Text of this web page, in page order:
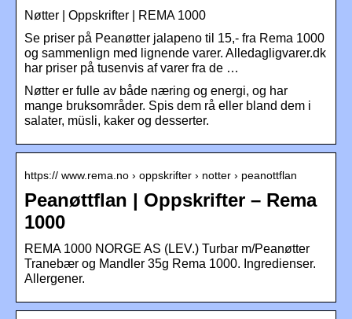
Nøtter | Oppskrifter | REMA 1000
Se priser på Peanøtter jalapeno til 15,- fra Rema 1000
og sammenlign med lignende varer. Alledagligvarer.dk
har priser på tusenvis af varer fra de …
Nøtter er fulle av både næring og energi, og har
mange bruksområder. Spis dem rå eller bland dem i
salater, müsli, kaker og desserter.
https:// www.rema.no › oppskrifter › notter › peanottflan
Peanøttflan | Oppskrifter – Rema
1000
REMA 1000 NORGE AS (LEV.) Turbar m/Peanøtter
Tranebær og Mandler 35g Rema 1000. Ingredienser.
Allergener.